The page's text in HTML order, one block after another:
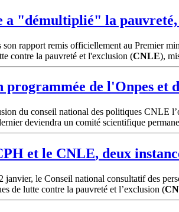
a "démultiplié" la pauvreté,
rapport remis officiellement au Premier
contre la pauvreté et l'exclusion (CNLE),
programmée de l'Onpes et
du conseil national des politiques CNLE
deviendra un comité scientifique
et le CNLE, deux
le Conseil national consultatif des
de lutte contre la pauvreté et l’exclusion (